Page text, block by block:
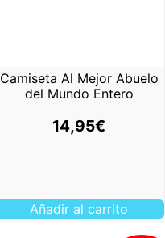
Camiseta Al Mejor Abuelo
del Mundo Entero
14,95€
Añadir al carrito